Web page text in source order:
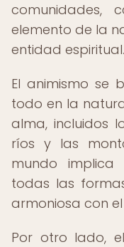
comunidades,
elemento de la
entidad espiritual.
El animismo se
todo en la
alma, incluidos
ríos y las
mundo
todas las
armoniosa con
Por otro lado,